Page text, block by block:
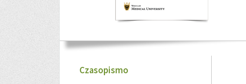
Czasopismo